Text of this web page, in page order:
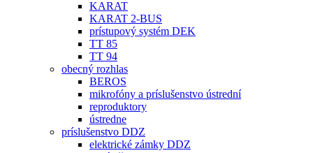
KARAT
KARAT 2-BUS
prístupový systém DEK
TT 85
TT 94
obecný rozhlas
BEROS
mikrofóny a príslušenstvo ústrední
reproduktory
ústredne
príslušenstvo DDZ
elektrické zámky DDZ